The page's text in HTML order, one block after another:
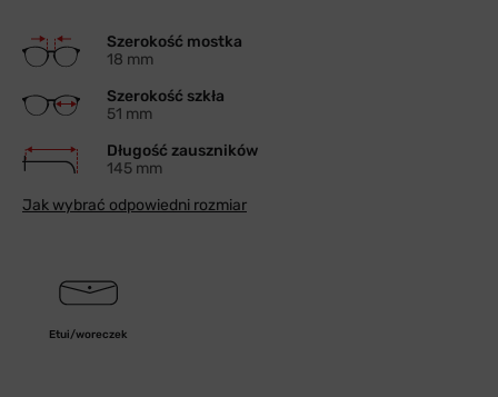
Szerokość mostka
18 mm
Szerokość szkła
51 mm
Długość zauszników
145 mm
Jak wybrać odpowiedni rozmiar
Etui/woreczek